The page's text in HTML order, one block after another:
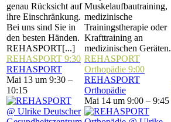
genau Rücksicht auf
ihre Einschränkung.
Bei uns sind Sie in
den besten Händen.
REHASPORT[...]
REHASPORT 9:30
REHASPORT
Mai 13 um 9:30 –
10:15
Muskelaufbautraining,
medizinische
Trainingstherapie oder
Krafttraining an
medizinischen Geräten.
REHASPORT
Orthopädie 9:00
REHASPORT
Orthopädie
Mai 14 um 9:00 – 9:45